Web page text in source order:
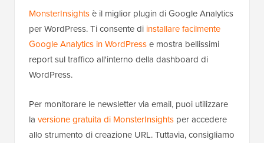
MonsterInsightsè il miglior plugin di Google Analytics
per WordPress. Ti consente di installare facilmente
Google Analytics in WordPresse mostra bellissimi
report sul traffico all'interno della dashboard di
WordPress.
Per monitorare le newsletter via email, puoi utilizzare
la versione gratuita di MonsterInsights per accedere
allo strumento di creazione URL. Tuttavia, consigliamo